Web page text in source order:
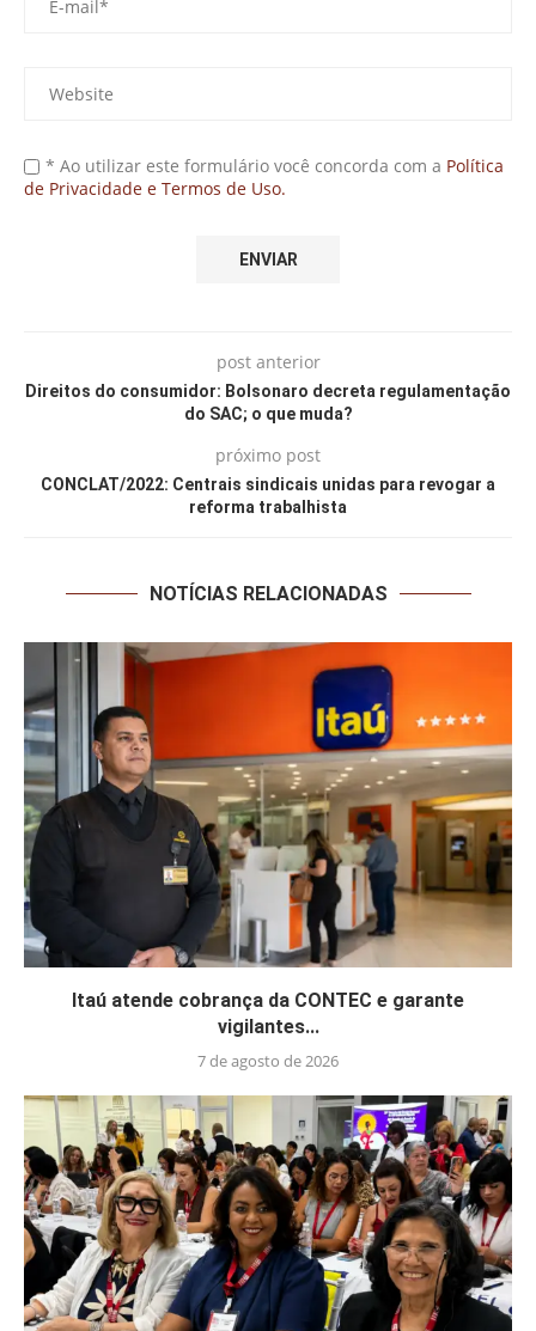
* Ao utilizar este formulário você concorda com a Política
de Privacidade e Termos de Uso.
post anterior
Direitos do consumidor: Bolsonaro decreta regulamentação
do SAC; o que muda?
próximo post
CONCLAT/2022: Centrais sindicais unidas para revogar a
reforma trabalhista
NOTÍCIAS RELACIONADAS
Itaú atende cobrança da CONTEC e garante
vigilantes...
7 de agosto de 2026